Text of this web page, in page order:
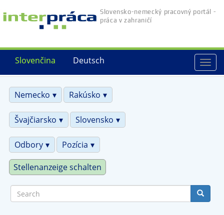
Skip
to
Deutsch
Slovenčina
Slovensko-nemecký pracovný portál -
práca v zahraničí
Nemecko
Rakúsko
Švajčiarsko Slovensko
Odbory Pozícia
Stellenanzeige schalten